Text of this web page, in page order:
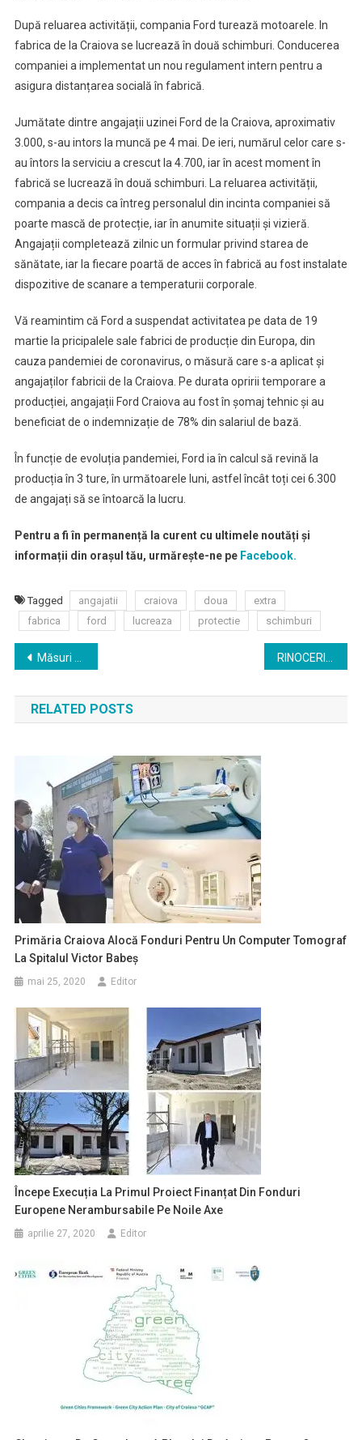
Ford,
Craiova.
Angajații
Două
Schimburi,
Cu
Extra-
Protecție
După reluarea activității, compania Ford turează motoarele. In
fabrica de la Craiova se lucrează în două schimburi. Conducerea
companiei a implementat un nou regulament intern pentru a
asigura distanțarea socială în fabrică.
Jumătate dintre angajații uzinei Ford de la Craiova, aproximativ
3.000, s-au intors la muncă pe 4 mai. De ieri, numărul celor care s-
au întors la serviciu a crescut la 4.700, iar în acest moment în
fabrică se lucrează în două schimburi. La reluarea activității,
compania a decis ca întreg personalul din incinta companiei să
poarte mască de protecție, iar în anumite situații și vizieră.
Angajații completează zilnic un formular privind starea de
sănătate, iar la fiecare poartă de acces în fabrică au fost instalate
dispozitive de scanare a temperaturii corporale.
Vă reamintim că Ford a suspendat activitatea pe data de 19
martie la pricipalele sale fabrici de producție din Europa, din
cauza pandemiei de coronavirus, o măsură care s-a aplicat și
angajaților fabricii de la Craiova. Pe durata opririi temporare a
producției, angajații Ford Craiova au fost în șomaj tehnic și au
beneficiat de o indemnizație de 78% din salariul de bază.
În funcție de evoluția pandemiei, Ford ia în calcul să revină la
producția în 3 ture, în următoarele luni, astfel încât toți cei 6.300
de angajați să se întoarcă la lucru.
Pentru a fi în permanență la curent cu ultimele noutăți și
informații din orașul tău, urmărește-ne peFacebook.
Tagged angajatii craiova doua
extra
fabrica
ford lucreaza protectie schimburi
Navigare
în
articole
Măsuri aplicabile la nivel local, din 15 mai 2020
RELATED POSTS
Primăria Craiova Alocă Fonduri Pentru Un Computer Tomograf
La Spitalul Victor Babeș
mai 25, 2020 Editor
Începe Execuția La Primul Proiect Finanțat Din Fonduri
Europene Nerambursabile Pe Noile Axe
aprilie 27, 2020 Editor